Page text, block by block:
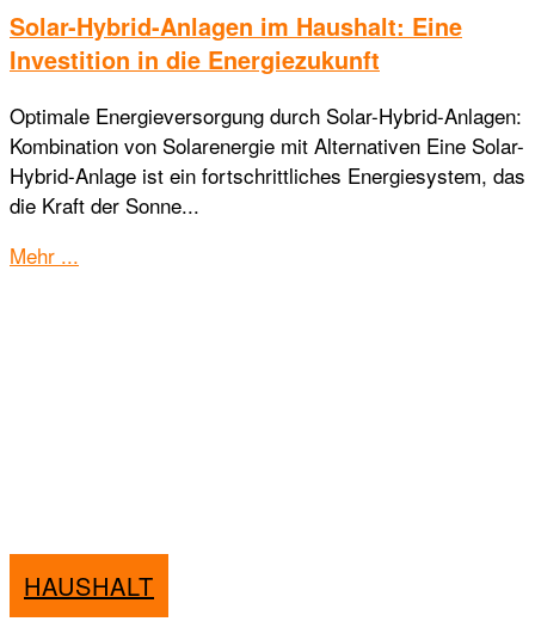
Solar-Hybrid-Anlagen im Haushalt: Eine
Investition in die Energiezukunft
Optimale Energieversorgung durch Solar-Hybrid-Anlagen:
Kombination von Solarenergie mit Alternativen Eine Solar-
Hybrid-Anlage ist ein fortschrittliches Energiesystem, das
die Kraft der Sonne...
Mehr ...
HAUSHALT